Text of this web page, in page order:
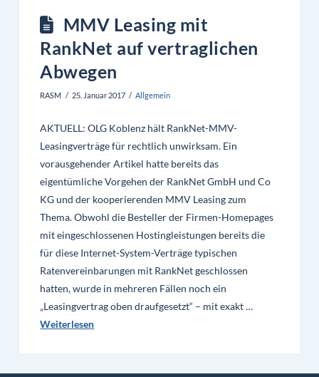
MMV Leasing mit
RankNet auf vertraglichen
Abwegen
RASM 25. Januar 2017 Allgemein
AKTUELL: OLG Koblenz hält RankNet-MMV-
Leasingverträge für rechtlich unwirksam. Ein
vorausgehender Artikel hatte bereits das
eigentümliche Vorgehen der RankNet GmbH und Co
KG und der kooperierenden MMV Leasing zum
Thema. Obwohl die Besteller der Firmen-Homepages
mit eingeschlossenen Hostingleistungen bereits die
für diese Internet-System-Verträge typischen
Ratenvereinbarungen mit RankNet geschlossen
hatten, wurde in mehreren Fällen noch ein
„Leasingvertrag oben draufgesetzt“ – mit exakt …
Weiterlesen